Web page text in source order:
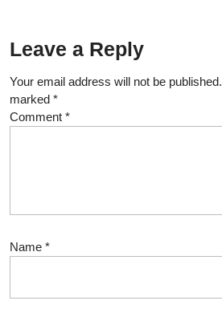
Leave a Reply
Your email address will not be published.
marked *
Comment *
Name *